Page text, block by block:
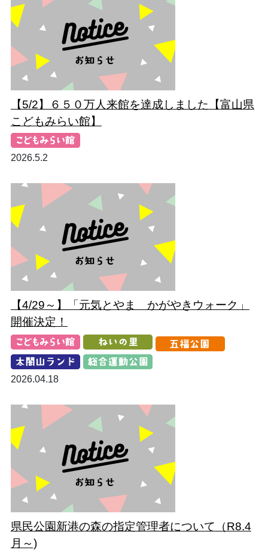
【5/2】６５０万人来館を達成しました【富山県
こどもみらい館】
2026.5.2
【4/29～】「元気とやま かがやきウォーク」
開催決定！
2026.04.18
県民公園新港の森の指定管理者について（R8.4
月～)